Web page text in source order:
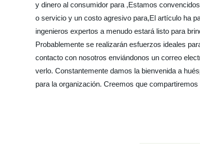
y dinero al consumidor para ,Estamos
o servicio y un costo agresivo para,El artículo ha
ingenieros expertos a menudo estará listo para
Probablemente se realizarán esfuerzos ideales
contacto con nosotros enviándonos un correo
verlo. Constantemente damos la bienvenida a
para la organización. Creemos que